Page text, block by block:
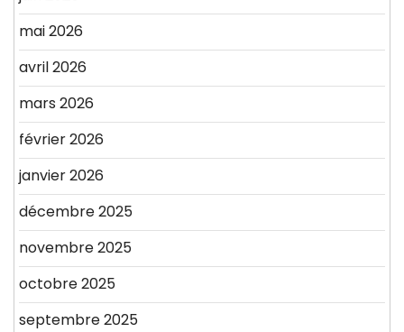
mai 2026
avril 2026
mars 2026
février 2026
janvier 2026
décembre 2025
novembre 2025
octobre 2025
septembre 2025